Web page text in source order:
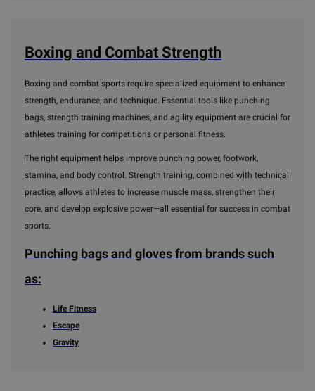
Boxing and Combat Strength
Boxing and combat sports require specialized equipment to enhance
strength, endurance, and technique. Essential tools like punching
bags, strength training machines, and agility equipment are crucial for
athletes training for competitions or personal fitness.
The right equipment helps improve punching power, footwork,
stamina, and body control. Strength training, combined with technical
practice, allows athletes to increase muscle mass, strengthen their
core, and develop explosive power—all essential for success in combat
sports.
Punching bags and gloves from brands such
as:
Life Fitness
Escape
Gravity